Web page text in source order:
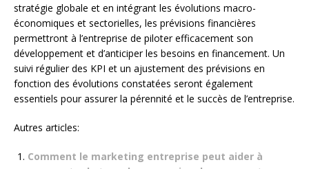
stratégie globale et en intégrant les évolutions macro-
économiques et sectorielles, les prévisions financières
permettront à l’entreprise de piloter efficacement son
développement et d’anticiper les besoins en financement. Un
suivi régulier des KPI et un ajustement des prévisions en
fonction des évolutions constatées seront également
essentiels pour assurer la pérennité et le succès de l’entreprise.
Autres articles:
Comment le marketing entreprise peut aider à